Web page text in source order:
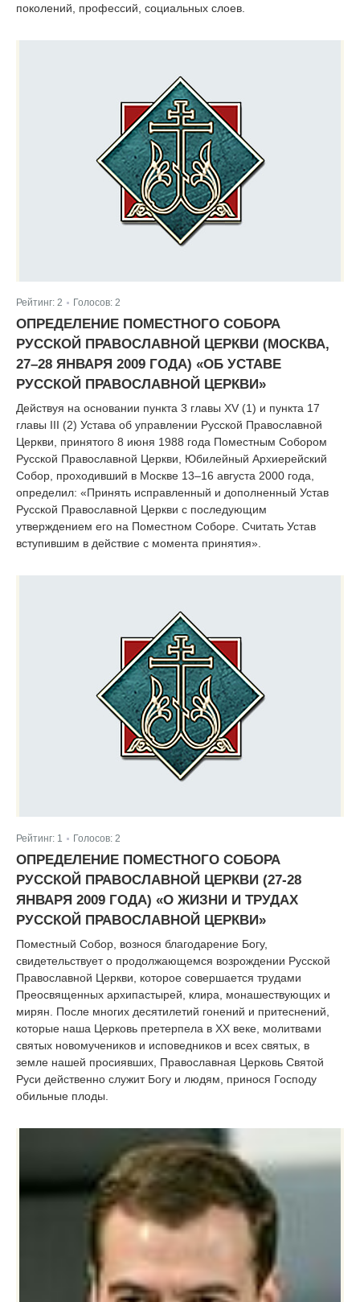
поколений, профессий, социальных слоев.
Рейтинг: 2 Голосов: 2
ОПРЕДЕЛЕНИЕ ПОМЕСТНОГО СОБОРА
РУССКОЙ ПРАВОСЛАВНОЙ ЦЕРКВИ (МОСКВА,
27–28 ЯНВАРЯ 2009 ГОДА) «ОБ УСТАВЕ
РУССКОЙ ПРАВОСЛАВНОЙ ЦЕРКВИ»
Действуя на основании пункта 3 главы XV (1) и пункта 17
главы III (2) Устава об управлении Русской Православной
Церкви, принятого 8 июня 1988 года Поместным Собором
Русской Православной Церкви, Юбилейный Архиерейский
Собор, проходивший в Москве 13–16 августа 2000 года,
определил: «Принять исправленный и дополненный Устав
Русской Православной Церкви с последующим
утверждением его на Поместном Соборе. Считать Устав
вступившим в действие с момента принятия».
Рейтинг: 1 Голосов: 2
ОПРЕДЕЛЕНИЕ ПОМЕСТНОГО СОБОРА
РУССКОЙ ПРАВОСЛАВНОЙ ЦЕРКВИ (27-28
ЯНВАРЯ 2009 ГОДА) «О ЖИЗНИ И ТРУДАХ
РУССКОЙ ПРАВОСЛАВНОЙ ЦЕРКВИ»
Поместный Собор, вознося благодарение Богу,
свидетельствует о продолжающемся возрождении Русской
Православной Церкви, которое совершается трудами
Преосвященных архипастырей, клира, монашествующих и
мирян. После многих десятилетий гонений и притеснений,
которые наша Церковь претерпела в ХХ веке, молитвами
святых новомучеников и исповедников и всех святых, в
земле нашей просиявших, Православная Церковь Святой
Руси действенно служит Богу и людям, принося Господу
обильные плоды.